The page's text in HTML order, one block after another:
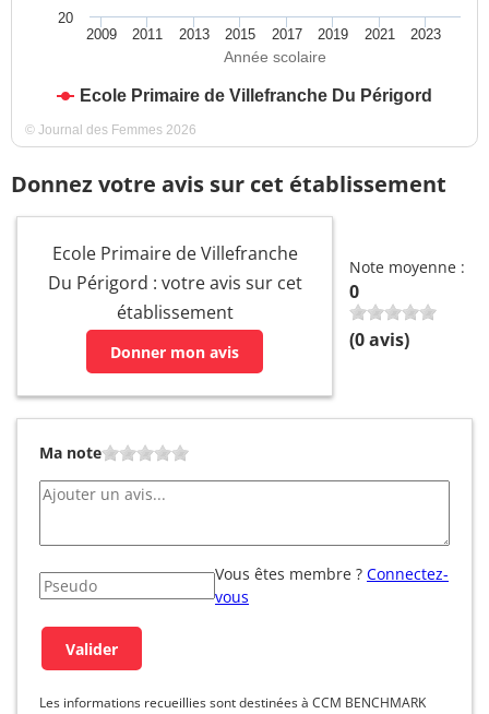
Année scolaire
Ecole Primaire de Villefranche Du Périgord
2009 2011 2013 2015 2017 2019 2021 2023
20
© Journal des Femmes 2026
Donnez votre avis sur cet établissement
Ecole Primaire de Villefranche
Du Périgord : votre avis sur cet
établissement
Donner mon avis
Note moyenne :
0
(0avis)
Ma note
Vous êtes membre ? Connectez-
vous
Les informations recueillies sont destinées à CCM BENCHMARK